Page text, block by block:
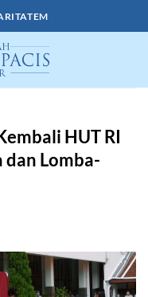
HUT RI
dan Lomba-